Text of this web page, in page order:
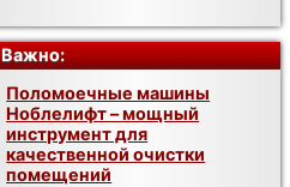
Важно:
Поломоечные машины
Ноблелифт – мощный
инструмент для
качественной очистки
помещений